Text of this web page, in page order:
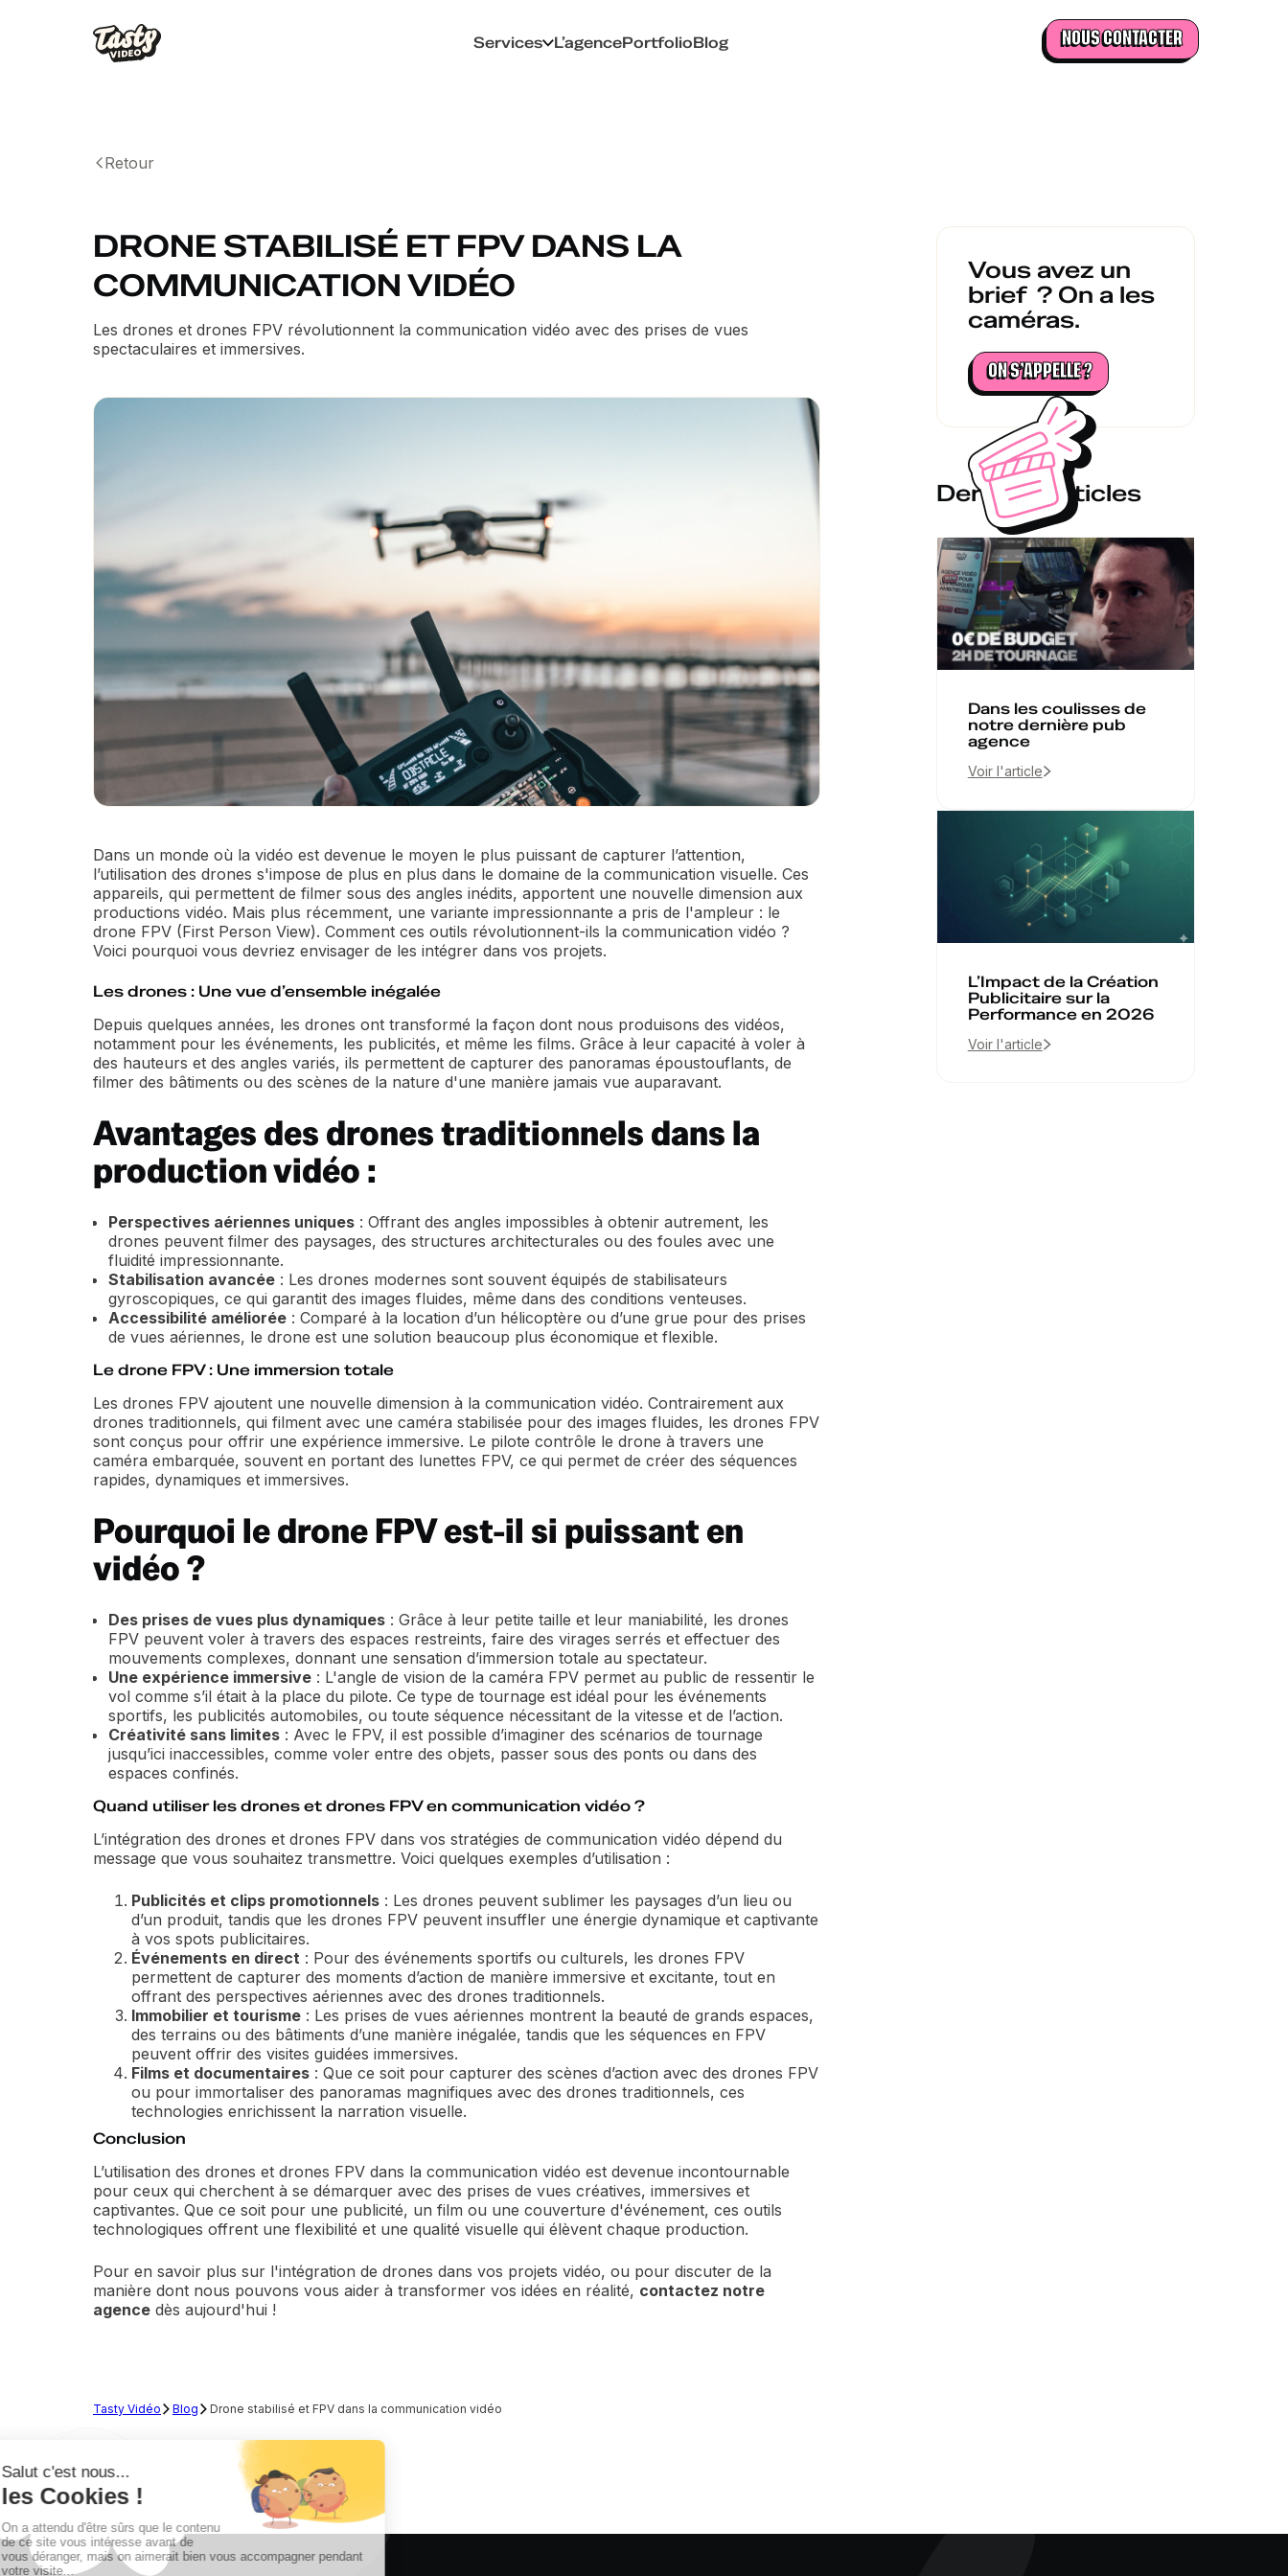
Services L’agencePortfolioBlog NOUS CONTACTER
Retour
DRONE STABILISÉ ET FPV DANS LA
COMMUNICATION VIDÉO
Les drones et drones FPV révolutionnent la communication vidéo avec des prises de vues
spectaculaires et immersives.
Dans un monde où la vidéo est devenue le moyen le plus puissant de capturer l’attention,
l’utilisation des drones s'impose de plus en plus dans le domaine de la communication visuelle. Ces
appareils, qui permettent de filmer sous des angles inédits, apportent une nouvelle dimension aux
productions vidéo. Mais plus récemment, une variante impressionnante a pris de l'ampleur : le
drone FPV (First Person View). Comment ces outils révolutionnent-ils la communication vidéo ?
Voici pourquoi vous devriez envisager de les intégrer dans vos projets.
Les drones : Une vue d’ensemble inégalée
Depuis quelques années, les drones ont transformé la façon dont nous produisons des vidéos,
notamment pour les événements, les publicités, et même les films. Grâce à leur capacité à voler à
des hauteurs et des angles variés, ils permettent de capturer des panoramas époustouflants, de
filmer des bâtiments ou des scènes de la nature d'une manière jamais vue auparavant.
Avantages des drones traditionnels dans la
production vidéo :
Perspectives aériennes uniques : Offrant des angles impossibles à obtenir autrement, les
drones peuvent filmer des paysages, des structures architecturales ou des foules avec une
fluidité impressionnante.
Stabilisation avancée : Les drones modernes sont souvent équipés de stabilisateurs
gyroscopiques, ce qui garantit des images fluides, même dans des conditions venteuses.
Accessibilité améliorée : Comparé à la location d’un hélicoptère ou d’une grue pour des prises
de vues aériennes, le drone est une solution beaucoup plus économique et flexible.
Le drone FPV : Une immersion totale
Les drones FPV ajoutent une nouvelle dimension à la communication vidéo. Contrairement aux
drones traditionnels, qui filment avec une caméra stabilisée pour des images fluides, les drones FPV
sont conçus pour offrir une expérience immersive. Le pilote contrôle le drone à travers une
caméra embarquée, souvent en portant des lunettes FPV, ce qui permet de créer des séquences
rapides, dynamiques et immersives.
Pourquoi le drone FPV est-il si puissant en
vidéo ?
Des prises de vues plus dynamiques : Grâce à leur petite taille et leur maniabilité, les drones
FPV peuvent voler à travers des espaces restreints, faire des virages serrés et effectuer des
mouvements complexes, donnant une sensation d’immersion totale au spectateur.
Une expérience immersive : L'angle de vision de la caméra FPV permet au public de ressentir le
vol comme s’il était à la place du pilote. Ce type de tournage est idéal pour les événements
sportifs, les publicités automobiles, ou toute séquence nécessitant de la vitesse et de l’action.
Créativité sans limites : Avec le FPV, il est possible d’imaginer des scénarios de tournage
jusqu’ici inaccessibles, comme voler entre des objets, passer sous des ponts ou dans des
espaces confinés.
Quand utiliser les drones et drones FPV en communication vidéo ?
L’intégration des drones et drones FPV dans vos stratégies de communication vidéo dépend du
message que vous souhaitez transmettre. Voici quelques exemples d’utilisation :
Publicités et clips promotionnels : Les drones peuvent sublimer les paysages d’un lieu ou
d’un produit, tandis que les drones FPV peuvent insuffler une énergie dynamique et captivante
à vos spots publicitaires.
Événements en direct : Pour des événements sportifs ou culturels, les drones FPV
permettent de capturer des moments d’action de manière immersive et excitante, tout en
offrant des perspectives aériennes avec des drones traditionnels.
Immobilier et tourisme : Les prises de vues aériennes montrent la beauté de grands espaces,
des terrains ou des bâtiments d’une manière inégalée, tandis que les séquences en FPV
peuvent offrir des visites guidées immersives.
Films et documentaires : Que ce soit pour capturer des scènes d’action avec des drones FPV
ou pour immortaliser des panoramas magnifiques avec des drones traditionnels, ces
technologies enrichissent la narration visuelle.
Conclusion
L’utilisation des drones et drones FPV dans la communication vidéo est devenue incontournable
pour ceux qui cherchent à se démarquer avec des prises de vues créatives, immersives et
captivantes. Que ce soit pour une publicité, un film ou une couverture d'événement, ces outils
technologiques offrent une flexibilité et une qualité visuelle qui élèvent chaque production.
Pour en savoir plus sur l'intégration de drones dans vos projets vidéo, ou pour discuter de la
manière dont nous pouvons vous aider à transformer vos idées en réalité, contactez notre
agence dès aujourd'hui !
Tasty Vidéo Blog Drone stabilisé et FPV dans la communication vidéo
Vous avez un
brief ? On a les
caméras.
ON S’APPELLE ?
Derniers articles
Dans les coulisses de
notre dernière pub
agence
Voir l'article
L’Impact de la Création
Publicitaire sur la
Performance en 2026
Voir l'article